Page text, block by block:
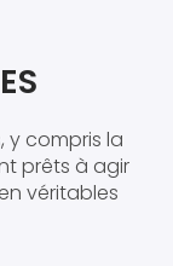
y compris la
prêts à agir
véritables